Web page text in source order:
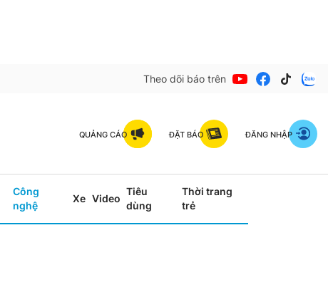
Theo dõi báo trên
QUẢNG CÁO ĐẶT BÁO ĐĂNG NHẬP
Công
nghệ
Xe Video
Tiêu
dùng
Thời trang
trẻ